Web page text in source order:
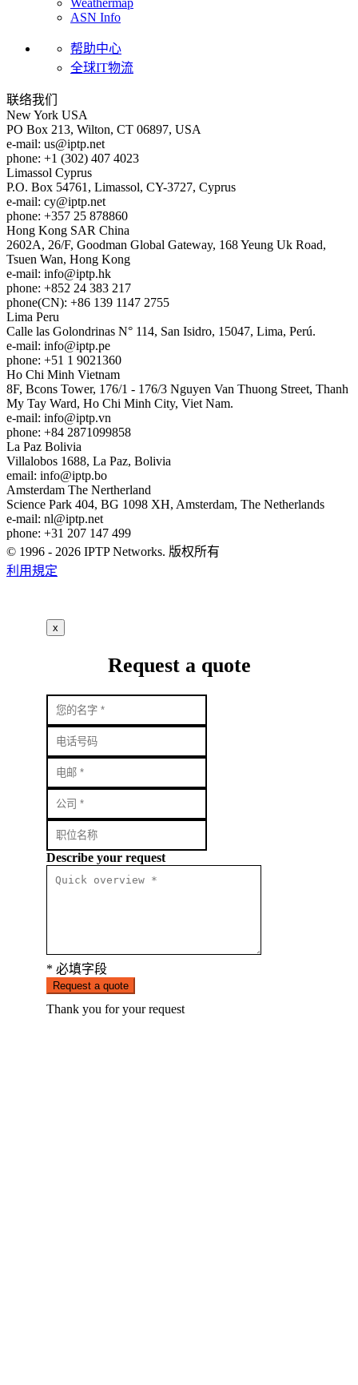
Weathermap
ASN Info
帮助中心
全球IT物流
联络我们
New York USA
PO Box 213, Wilton, CT 06897, USA
e-mail: us
iptp.net
phone: +1 (302) 407 4023
Limassol Cyprus
P.O. Box 54761, Limassol, CY-3727, Cyprus
e-mail: cy
iptp.net
phone: +357 25 878860
Hong Kong SAR China
2602A, 26/F, Goodman Global Gateway, 168 Yeung Uk Road,
Tsuen Wan, Hong Kong
e-mail: info
iptp.hk
phone: +852 24 383 217
phone(CN): +86 139 1147 2755
Lima Peru
Calle las Golondrinas N° 114, San Isidro, 15047, Lima, Perú.
e-mail: info
iptp.pe
phone: +51 1 9021360
Ho Chi Minh Vietnam
8F, Bcons Tower, 176/1 - 176/3 Nguyen Van Thuong Street, Thanh
My Tay Ward, Ho Chi Minh City, Viet Nam.
e-mail: info
iptp.vn
phone: +84 2871099858
La Paz Bolivia
Villalobos 1688, La Paz, Bolivia
email: info
iptp.bo
Amsterdam The Nertherland
Science Park 404, BG 1098 XH, Amsterdam, The Netherlands
e-mail: nl
iptp.net
phone: +31 207 147 499
© 1996 - 2026 IPTP Networks. 版权所有
利用規定
x
Request a quote
Describe your request
* 必填字段
Request a quote
Thank you for your request